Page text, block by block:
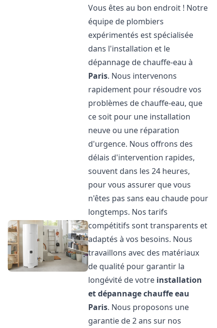
Vous êtes au bon endroit ! Notre
équipe de plombiers
expérimentés est spécialisée
dans l'installation et le
dépannage de chauffe-eau à
Paris. Nous intervenons
rapidement pour résoudre vos
problèmes de chauffe-eau, que
ce soit pour une installation
neuve ou une réparation
d'urgence. Nous offrons des
délais d'intervention rapides,
souvent dans les 24 heures,
pour vous assurer que vous
n'êtes pas sans eau chaude pour
longtemps. Nos tarifs
compétitifs sont transparents et
adaptés à vos besoins. Nous
travaillons avec des matériaux
de qualité pour garantir la
longévité de votre installation
et dépannage chauffe eau
Paris. Nous proposons une
garantie de 2 ans sur nos